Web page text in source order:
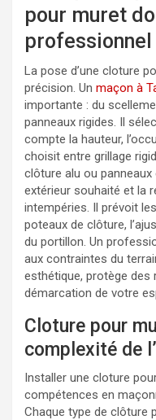
pour muret
professionnel
La pose d’une cloture
précision. Un maçon à
importante : du
panneaux rigides. Il
compte la hauteur,
choisit entre grillage
clôture alu ou
extérieur souhaité et la
intempéries. Il prévoit
poteaux de clôture,
du portillon. Un
aux contraintes du
esthétique, protège
démarcation de votre
Cloture pour
complexité de
Installer une cloture
compétences en
Chaque type de clôture